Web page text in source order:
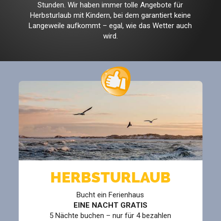
Stunden. Wir haben immer tolle Angebote für
Herbsturlaub mit Kindern, bei dem garantiert keine
Langeweile aufkommt – egal, wie das Wetter auch
wird.
HERBSTURLAUB
Bucht ein Ferienhaus
EINE NACHT GRATIS
5 Nächte buchen – nur für 4 bezahlen